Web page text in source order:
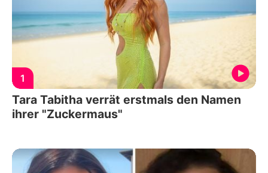
1
Tara Tabitha verrät erstmals den Namen
ihrer "Zuckermaus"